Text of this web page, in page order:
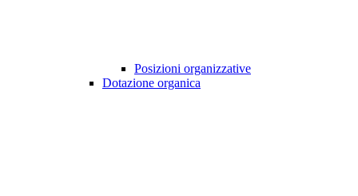
Posizioni organizzative
Dotazione organica